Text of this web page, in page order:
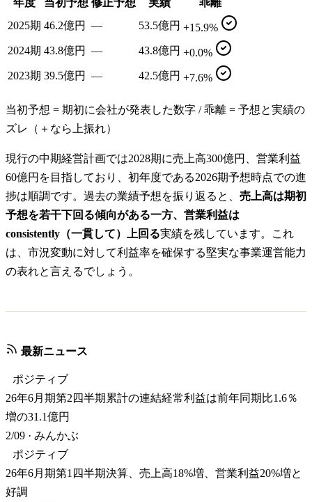
2025期 46.2億円 — 53.5億円 +15.9%
2024期 43.8億円 — 43.8億円 +0.0%
2023期 39.5億円 — 42.5億円 +7.6%
当初予想 = 期初に会社が発表した数字 / 乖離 = 予想と実績の
ズレ（＋なら上振れ）
現行の中期経営計画では2028期に売上高300億円、営業利益
60億円を目指しており、初年度である2026期予想時点での進
捗は順調です。過去の業績予想を振り返ると、 売上高は期初
予想を若干下回る傾向がある一方、営業利益は
consistently（一貫して）上回る実績を残しています。これ
は、市況変動に対して利益率を確保する堅実な事業運営能力
の表れと言えるでしょう。
最新ニュース
ポジティブ
26年6月期第2四半期累計の連結経常利益は前年同期比1.6％
増の31.1億円
2/09 · みんかぶ
ポジティブ
26年6月期第1四半期決算、売上高18%増、営業利益20%増と
好調